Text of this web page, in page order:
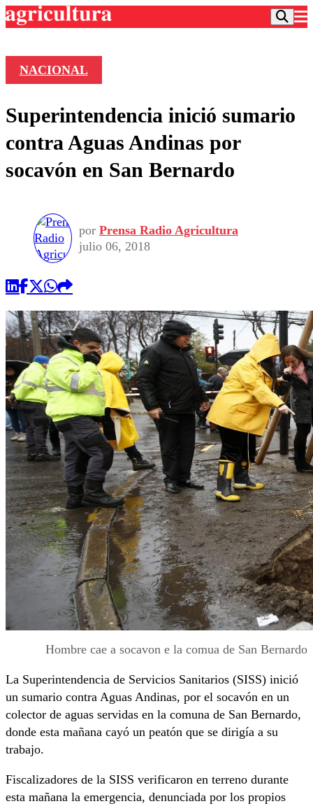
Frecuencias
Agricultura TV
Deportes
Colo Colo
Seleccion Chilena
Torneo Internacional
Entretención
Economía
Internacional
Publicaciones en medios
Opinión
Programas
NACIONAL
Superintendencia inició sumario
contra Aguas Andinas por
socavón en San Bernardo
por Prensa Radio Agricultura
julio 06, 2018
Hombre cae a socavon e la comua de San Bernardo
La Superintendencia de Servicios Sanitarios (SISS) inició
un sumario contra Aguas Andinas, por el socavón en un
colector de aguas servidas en la comuna de San Bernardo,
donde esta mañana cayó un peatón que se dirigía a su
trabajo.
Fiscalizadores de la SISS verificaron en terreno durante
esta mañana la emergencia, denunciada por los propios